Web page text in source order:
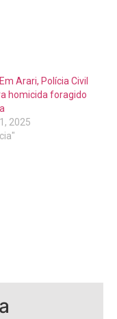
Arari, Polícia Civil
homicida foragido
2025